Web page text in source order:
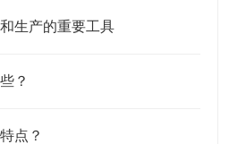
生产的重要工具
？
点？